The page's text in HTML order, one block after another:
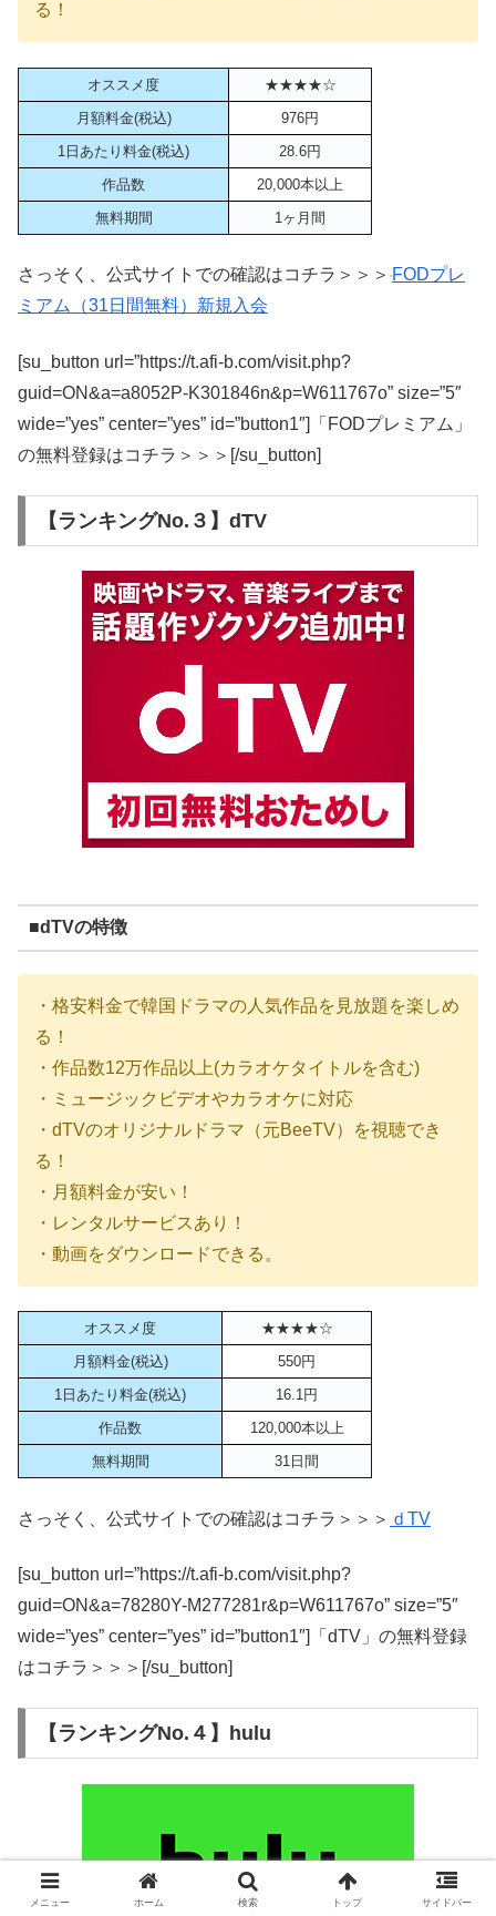
る！
オススメ度
★★★★☆
月額料金(税込)
976円
1日あたり料金(税込)
28.6円
作品数
20,000本以上
無料期間
1ヶ月間
さっそく、公式サイトでの確認はコチラ＞＞＞ FODプレ
ミアム（31日間無料）新規入会
[su_button url=”https://t.afi-b.com/visit.php?
guid=ON&a=a8052P-K301846n&p=W611767o” size=”5″
wide=”yes” center=”yes” id=”button1″]「FODプレミアム」
の無料登録はコチラ＞＞＞[/su_button]
【ランキングNo.３】dTV
■dTVの特徴
・格安料金で韓国ドラマの人気作品を見放題を楽しめ
る！
・作品数12万作品以上(カラオケタイトルを含む)
・ミュージックビデオやカラオケに対応
・dTVのオリジナルドラマ（元BeeTV）を視聴でき
る！
・月額料金が安い！
・レンタルサービスあり！
・動画をダウンロードできる。
オススメ度
★★★★☆
月額料金(税込)
550円
1日あたり料金(税込)
16.1円
作品数
120,000本以上
無料期間
31日間
さっそく、公式サイトでの確認はコチラ＞＞＞ ｄTV
[su_button url=”https://t.afi-b.com/visit.php?
guid=ON&a=78280Y-M277281r&p=W611767o” size=”5″
wide=”yes” center=”yes” id=”button1″]「dTV」の無料登録
はコチラ＞＞＞[/su_button]
【ランキングNo.４】hulu
メニュー ホーム 検索 トップ サイドバー